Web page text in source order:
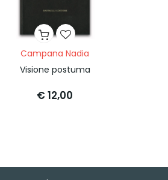
Campana Nadia
Visione postuma
€ 12,00